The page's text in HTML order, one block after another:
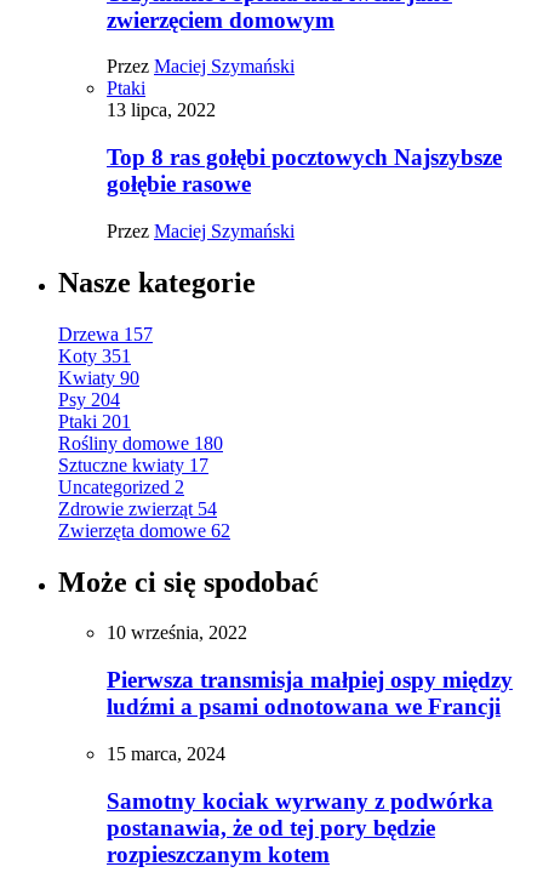
zwierzęciem domowym
Przez Maciej Szymański
Ptaki
13 lipca, 2022
Top 8 ras gołębi pocztowych Najszybsze
gołębie rasowe
Przez Maciej Szymański
Nasze kategorie
Drzewa 157
Koty 351
Kwiaty 90
Psy 204
Ptaki 201
Rośliny domowe 180
Sztuczne kwiaty 17
Uncategorized 2
Zdrowie zwierząt 54
Zwierzęta domowe 62
Może ci się spodobać
10 września, 2022
Pierwsza transmisja małpiej ospy między
ludźmi a psami odnotowana we Francji
15 marca, 2024
Samotny kociak wyrwany z podwórka
postanawia, że od tej pory będzie
rozpieszczanym kotem